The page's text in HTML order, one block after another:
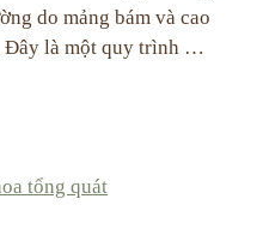
do mảng bám và cao
Đây là một quy trình …
tổng quát